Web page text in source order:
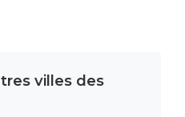
villes des